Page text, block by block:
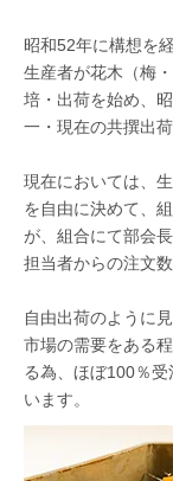
昭和52年に構想を
生産者が花木（梅
培・出荷を始め、
一・現在の共撰出
現在においては、
を自由に決めて、
が、組合にて部会
担当者からの注文
自由出荷のように
市場の需要をある
る為、ほぼ100％
います。